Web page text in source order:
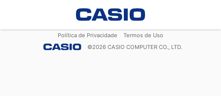
Política de Privacidade
Termos de Uso
©2026 CASIO COMPUTER CO., LTD.